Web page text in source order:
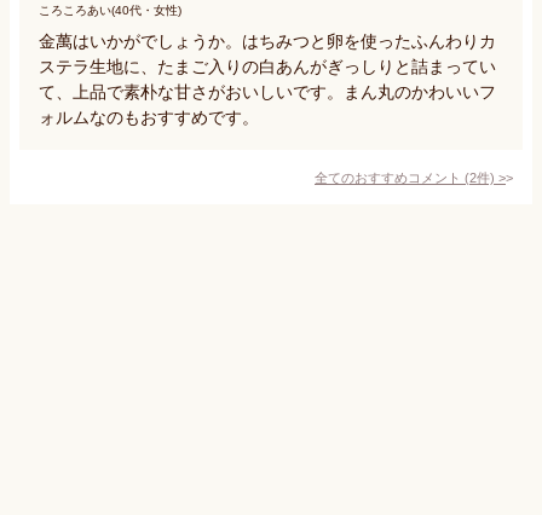
ころころあい(40代・女性)
金萬はいかがでしょうか。はちみつと卵を使ったふんわりカ
ステラ生地に、たまご入りの白あんがぎっしりと詰まってい
て、上品で素朴な甘さがおいしいです。まん丸のかわいいフ
ォルムなのもおすすめです。
全てのおすすめコメント (2件) >